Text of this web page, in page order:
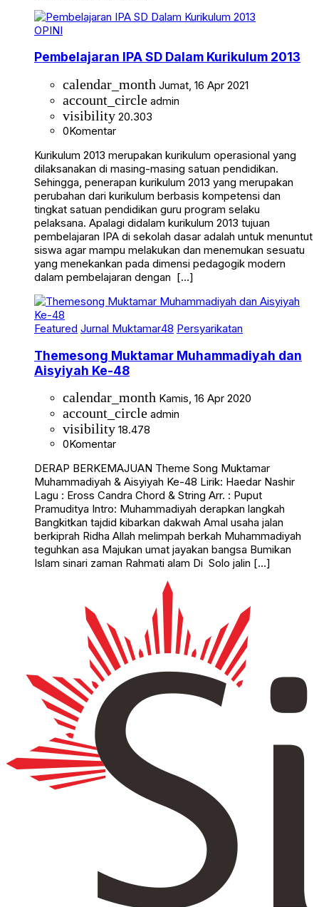
OPINI
Pembelajaran IPA SD Dalam Kurikulum 2013
calendar_month Jumat, 16 Apr 2021
account_circle admin
visibility 20.303
0Komentar
Kurikulum 2013 merupakan kurikulum operasional yang
dilaksanakan di masing-masing satuan pendidikan.
Sehingga, penerapan kurikulum 2013 yang merupakan
perubahan dari kurikulum berbasis kompetensi dan
tingkat satuan pendidikan guru program selaku
pelaksana. Apalagi didalam kurikulum 2013 tujuan
pembelajaran IPA di sekolah dasar adalah untuk menuntut
siswa agar mampu melakukan dan menemukan sesuatu
yang menekankan pada dimensi pedagogik modern
dalam pembelajaran dengan […]
Featured Jurnal Muktamar48 Persyarikatan
Themesong Muktamar Muhammadiyah dan
Aisyiyah Ke-48
calendar_month Kamis, 16 Apr 2020
account_circle admin
visibility 18.478
0Komentar
DERAP BERKEMAJUAN Theme Song Muktamar
Muhammadiyah & Aisyiyah Ke-48 Lirik: Haedar Nashir
Lagu : Eross Candra Chord & String Arr. : Puput
Pramuditya Intro: Muhammadiyah derapkan langkah
Bangkitkan tajdid kibarkan dakwah Amal usaha jalan
berkiprah Ridha Allah melimpah berkah Muhammadiyah
teguhkan asa Majukan umat jayakan bangsa Bumikan
Islam sinari zaman Rahmati alam Di Solo jalin […]